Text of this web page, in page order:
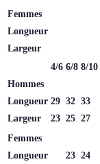
Femmes
Longueur
Largeur
4/6 6/8 8/10
Hommes
Longueur 29 32 33
Largeur
23 25 27
Femmes
Longueur
23 24